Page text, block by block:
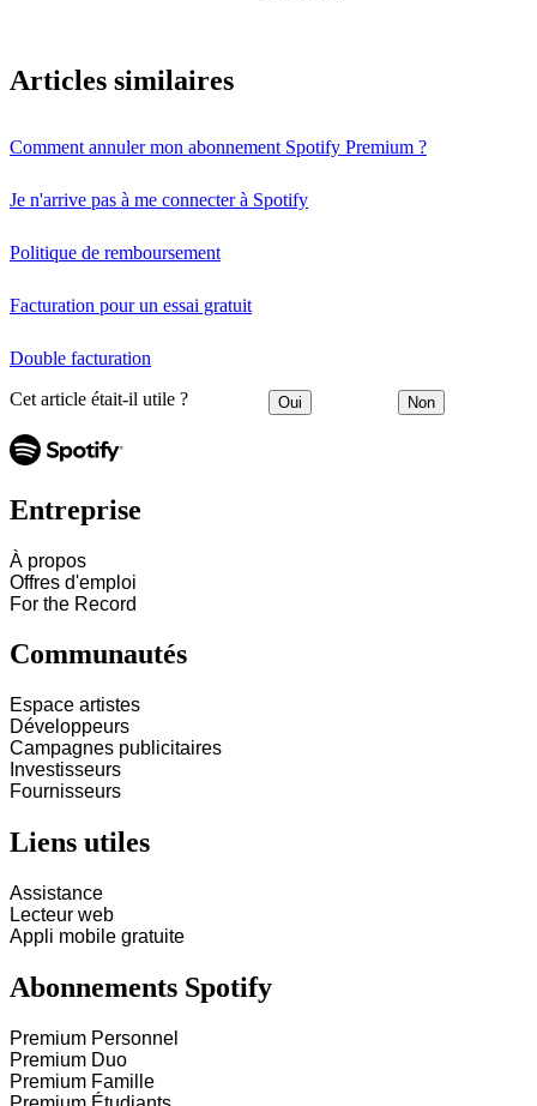
Articles similaires
Comment annuler mon abonnement Spotify Premium ?
Je n'arrive pas à me connecter à Spotify
Politique de remboursement
Facturation pour un essai gratuit
Double facturation
Cet article était-il utile ? Oui Non
Entreprise
À propos
Offres d'emploi
For the Record
Communautés
Espace artistes
Développeurs
Campagnes publicitaires
Investisseurs
Fournisseurs
Liens utiles
Assistance
Lecteur web
Appli mobile gratuite
Abonnements Spotify
Premium Personnel
Premium Duo
Premium Famille